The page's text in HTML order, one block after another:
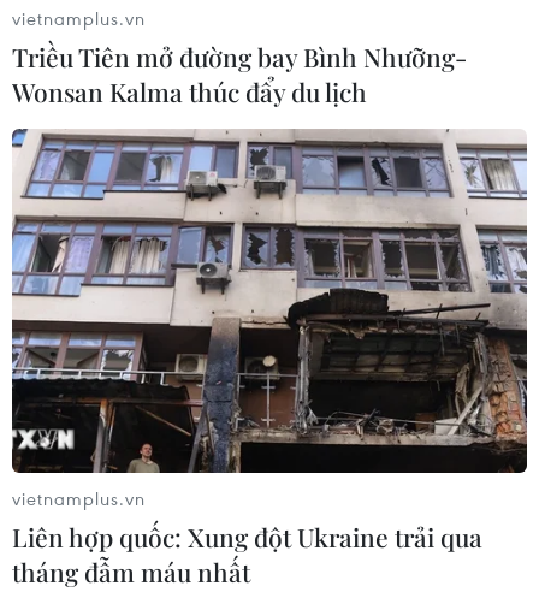
TIN CÙNG CHUYÊN MỤC
Nâng cao hiệu quả đấu tranh phòng,
vietnamplus.vn
Triều Tiên mở đường bay Bình Nhưỡng-
Wonsan Kalma thúc đẩy du lịch
vietnamplus.vn
Liên hợp quốc: Xung đột Ukraine trải qua
tháng đẫm máu nhất